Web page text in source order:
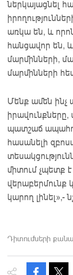
ներկայացնել
առկա են, և
հանցավոր են,
մարմինների,
մարմինների
Մենք ամեն ինչ
իրավունքները,
պատշաճ
հասանելի
միտում չպետք
վերաբերմունք
կարող
Դիտումների